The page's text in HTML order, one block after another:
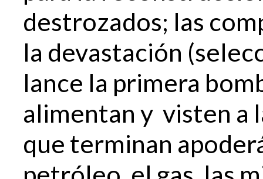
destrozados; las
la devastación
lance la primera
alimentan y visten a
que terminan